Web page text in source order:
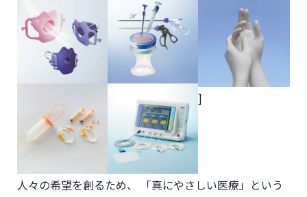
]
人々の希望を創るため、
「真にやさしい医療」という